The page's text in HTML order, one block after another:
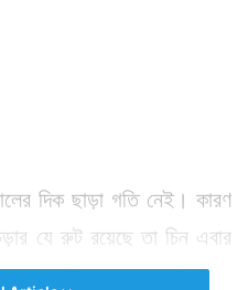
দিক ছাড়া গতি নেই। কারণ
যে রুট রয়েছে তা চিন এবার
কিন্তু এভারেস্টে চড়া